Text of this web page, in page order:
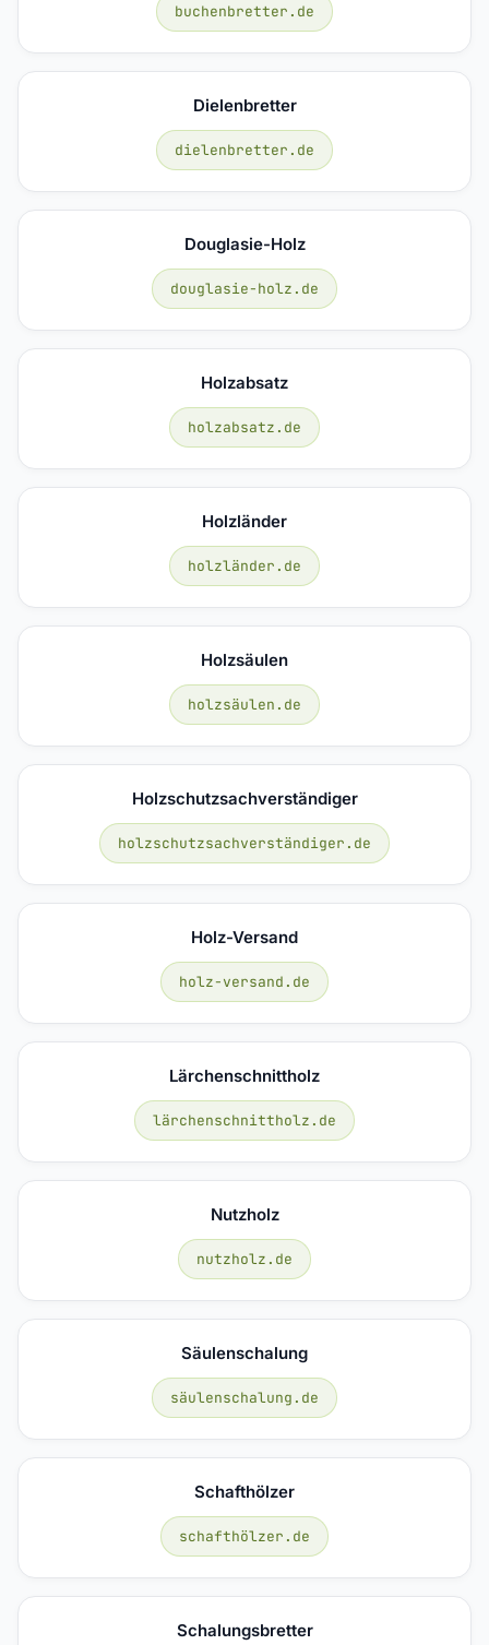
buchenbretter.de
Dielenbretter
dielenbretter.de
Douglasie-Holz
douglasie-holz.de
Holzabsatz
holzabsatz.de
Holzländer
holzländer.de
Holzsäulen
holzsäulen.de
Holzschutzsachverständiger
holzschutzsachverständiger.de
Holz-Versand
holz-versand.de
Lärchenschnittholz
lärchenschnittholz.de
Nutzholz
nutzholz.de
Säulenschalung
säulenschalung.de
Schafthölzer
schafthölzer.de
Schalungsbretter